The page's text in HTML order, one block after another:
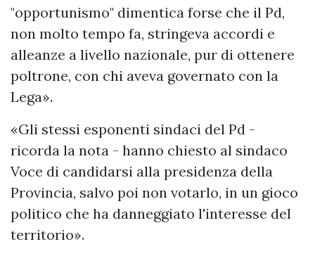
"opportunismo" dimentica forse che il Pd,
non molto tempo fa, stringeva accordi e
alleanze a livello nazionale, pur di ottenere
poltrone, con chi aveva governato con la
Lega».
«Gli stessi esponenti sindaci del Pd -
ricorda la nota - hanno chiesto al sindaco
Voce di candidarsi alla presidenza della
Provincia, salvo poi non votarlo, in un gioco
politico che ha danneggiato l'interesse del
territorio».